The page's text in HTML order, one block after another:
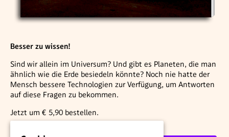
Besser zu wissen!
Sind wir allein im Universum? Und gibt es Planeten, die man
ähnlich wie die Erde besiedeln könnte? Noch nie hatte der
Mensch bessere Technologien zur ­Verfügung, um Antworten
auf diese Fragen zu bekommen.
Jetzt um € 5,90 bestellen.